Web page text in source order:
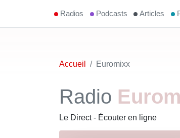
Radios Podcasts Articles
Accueil Euromixx
Radio
Le Direct - Écouter en ligne